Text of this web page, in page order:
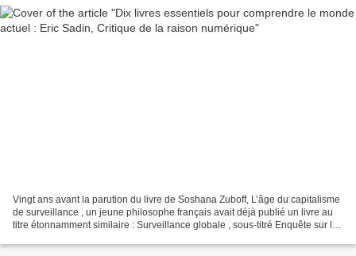
Vingt ans avant la parution du livre de Soshana Zuboff, L’âge du capitalisme
de surveillance , un jeune philosophe français avait déjà publié un livre au
titre étonnamment similaire : Surveillance globale , sous-titré Enquête sur les